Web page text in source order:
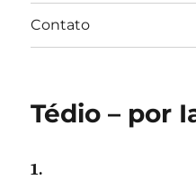
Contato
Tédio – por
1.